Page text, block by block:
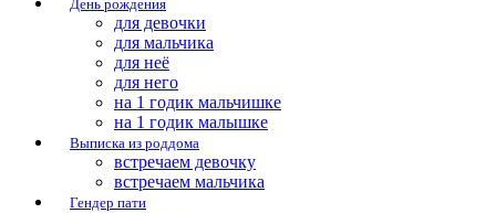
День рождения
для девочки
для мальчика
для неё
для него
на 1 годик мальчишке
на 1 годик малышке
Выписка из роддома
встречаем девочку
встречаем мальчика
Гендер пати